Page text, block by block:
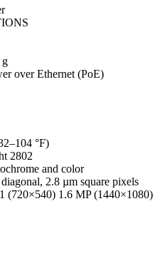
g
over Ethernet (PoE)
°F)
2802
and color
2.8 µm square pixels
(720×540) 1.6 MP (1440×1080)